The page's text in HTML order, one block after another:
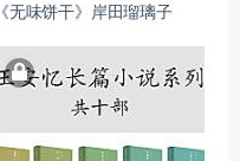
《无味饼干》岸田瑠璃子